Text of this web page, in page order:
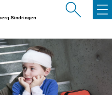
Sindringen